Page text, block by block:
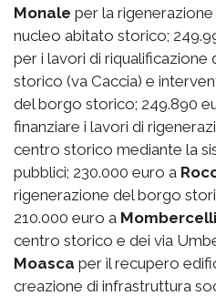
Monale per la
nucleo abitato storico;
per i lavori di riqualificazione
storico (va Caccia) e
del borgo storico; 249.890
finanziare i lavori di
centro storico mediante la
pubblici; 230.000 euro a
rigenerazione del borgo
210.000 euro a Mombercelli
centro storico e dei via
Moasca per il recupero
creazione di infrastruttura